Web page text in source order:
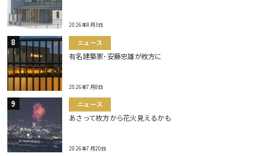
2026年8月3日
ニュース
有名建築家･安藤忠雄が枚方に
2026年7月8日
ニュース
あさって枚方から花火見えるかも
2026年7月20日